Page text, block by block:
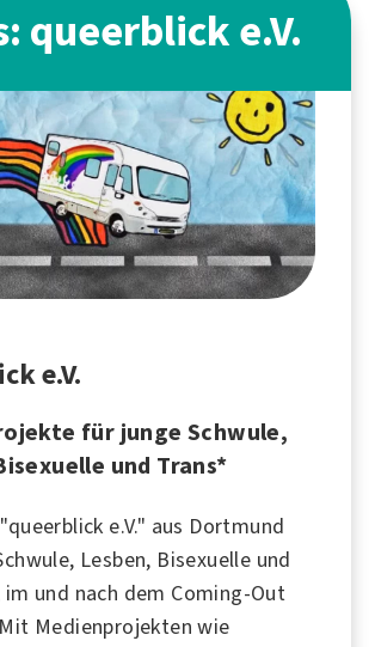
queerblick e.V.
e.V.
für junge Schwule,
und Trans*
e.V." aus Dortmund
Lesben, Bisexuelle und
im und nach dem Coming-Out
Medienprojekten wie